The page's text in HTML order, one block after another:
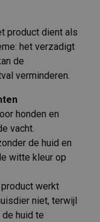
product dient als
het verzadigt
de
verminderen.
honden en
vacht.
de huid en
witte kleur op
werkt
niet, terwijl
huid te